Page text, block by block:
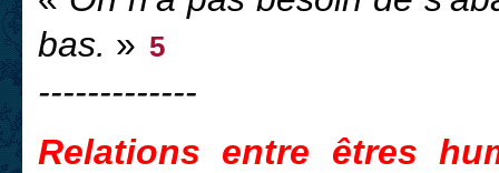
bas. » 5
-------------
Relations entre êtres